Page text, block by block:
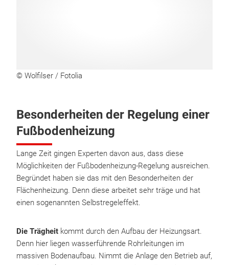
© Wolfilser / Fotolia
Besonderheiten der Regelung einer
Fußbodenheizung
Lange Zeit gingen Experten davon aus, dass diese
Möglichkeiten der Fußbodenheizung-Regelung ausreichen.
Begründet haben sie das mit den Besonderheiten der
Flächenheizung. Denn diese arbeitet sehr träge und hat
einen sogenannten Selbstregeleffekt.
Die Trägheit kommt durch den Aufbau der Heizungsart.
Denn hier liegen wasserführende Rohrleitungen im
massiven Bodenaufbau. Nimmt die Anlage den Betrieb auf,